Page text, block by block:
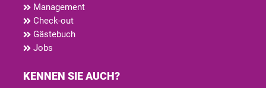
Management
Check-out
Gästebuch
Jobs
KENNEN SIE AUCH?